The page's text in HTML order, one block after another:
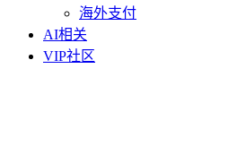
海外支付
AI相关
VIP社区